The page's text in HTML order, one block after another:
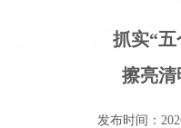
抓实“
擦亮清
发布时间：